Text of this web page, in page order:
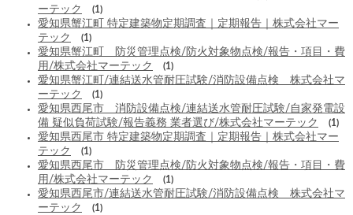
ーテック
(1)
愛知県蟹江町 特定建築物定期調査｜定期報告｜株式会社マー
テック
(1)
愛知県蟹江町 防災管理点検/防火対象物点検/報告・項目・費
用/株式会社マーテック
(1)
愛知県蟹江町/連結送水管耐圧試験/消防設備点検 株式会社マ
ーテック
(1)
愛知県西尾市 消防設備点検/連結送水管耐圧試験/自家発電設
備 疑似負荷試験/報告義務 業者選び/株式会社マーテック
(1)
愛知県西尾市 特定建築物定期調査｜定期報告｜株式会社マー
テック
(1)
愛知県西尾市 防災管理点検/防火対象物点検/報告・項目・費
用/株式会社マーテック
(1)
愛知県西尾市/連結送水管耐圧試験/消防設備点検 株式会社マ
ーテック
(1)